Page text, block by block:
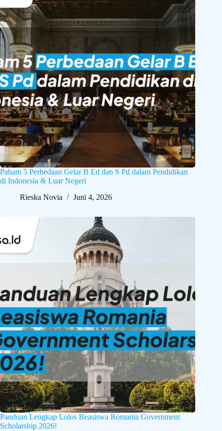
Paham 5 Perbedaan Gelar B Ed dan S Pd dalam Pendidikan
di Indonesia & Luar Negeri
Rieska Novia
Juni 4, 2026
Panduan Lengkap Lolos Beasiswa Romania Government
Scholarship 2026!